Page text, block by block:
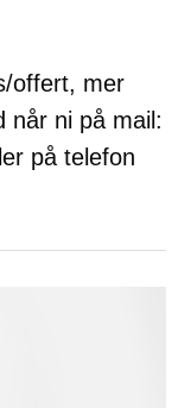
offert, mer
når ni på mail:
på telefon